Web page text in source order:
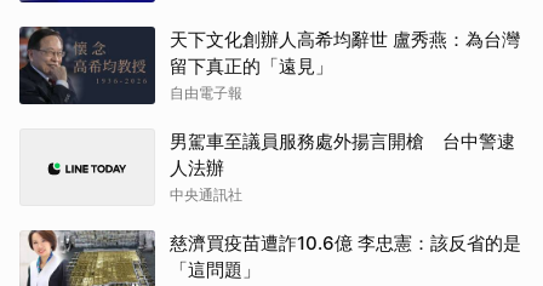
天下文化創辦人高希均辭世 盧秀燕：為台灣
留下真正的「遠見」
自由電子報
男駕車至議員服務處外揚言開槍 台中警逮
人法辦
中央通訊社
慈濟買疫苗遭詐10.6億 李忠憲：該反省的是
「這問題」